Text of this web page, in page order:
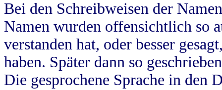
Bei den Schreibweisen der
Namen wurden offensichtlich so
verstanden hat, oder besser
haben. Später dann so
Die gesprochene Sprache in